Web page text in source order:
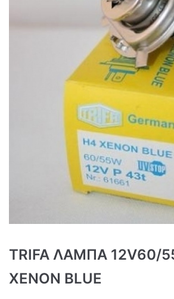
TRIFA ΛΑΜΠΑ 12V60/
ΧΕΝΟΝ BLUE